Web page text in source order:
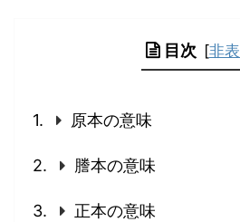
目次 [非
原本の意味
謄本の意味
正本の意味